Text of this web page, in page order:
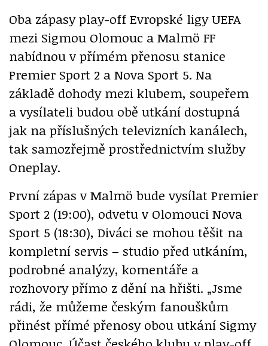
Oba zápasy play-off Evropské ligy UEFA
mezi Sigmou Olomouc a Malmö FF
nabídnou v přímém přenosu stanice
Premier Sport 2 a Nova Sport 5. Na
základě dohody mezi klubem, soupeřem
a vysílateli budou obě utkání dostupná
jak na příslušných televizních kanálech,
tak samozřejmě prostřednictvím služby
Oneplay.
První zápas v Malmö bude vysílat Premier
Sport 2 (19:00), odvetu v Olomouci Nova
Sport 5 (18:30), Diváci se mohou těšit na
kompletní servis – studio před utkáním,
podrobné analýzy, komentáře a
rozhovory přímo z dění na hřišti. „Jsme
rádi, že můžeme českým fanouškům
přinést přímé přenosy obou utkání Sigmy